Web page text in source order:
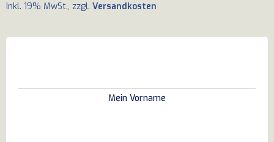
Inkl. 19% MwSt., zzgl. Versandkosten
Mein Vorname